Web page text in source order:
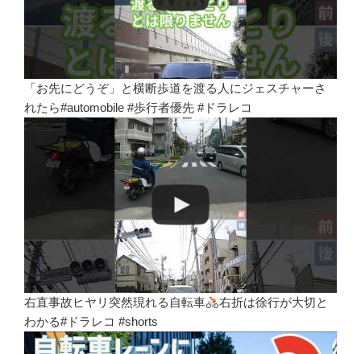
「お先にどうぞ」と横断歩道を渡る人にジェスチャーさ
れたら#automobile #歩行者優先 #ドラレコ
右直事故ヒヤリ突然現れる自転車
右折は徐行が大切と
わかる#ドラレコ #shorts